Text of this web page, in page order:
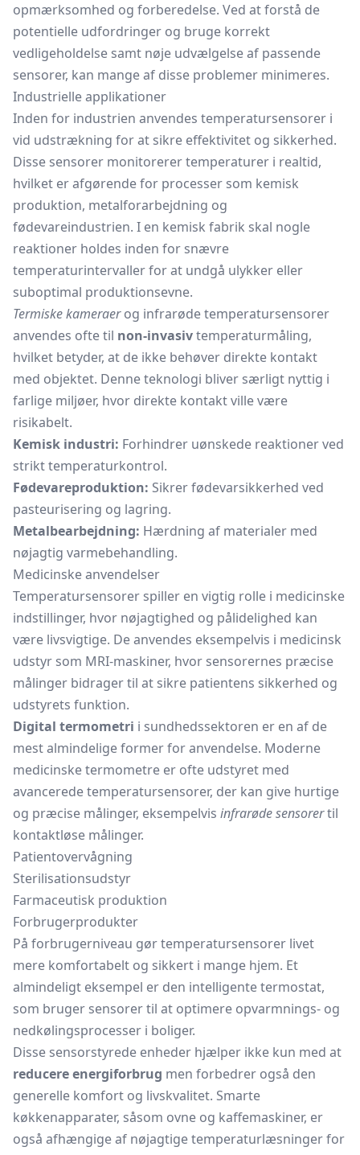
opmærksomhed og forberedelse. Ved at forstå de
potentielle udfordringer og bruge korrekt
vedligeholdelse samt nøje udvælgelse af passende
sensorer, kan mange af disse problemer minimeres.
Industrielle applikationer
Inden for industrien anvendes temperatursensorer i
vid udstrækning for at sikre effektivitet og sikkerhed.
Disse sensorer monitorerer temperaturer i realtid,
hvilket er afgørende for processer som kemisk
produktion, metalforarbejdning og
fødevareindustrien. I en kemisk fabrik skal nogle
reaktioner holdes inden for snævre
temperaturintervaller for at undgå ulykker eller
suboptimal produktionsevne.
Termiske kameraerog infrarøde temperatursensorer
anvendes ofte til non-invasivtemperaturmåling,
hvilket betyder, at de ikke behøver direkte kontakt
med objektet. Denne teknologi bliver særligt nyttig i
farlige miljøer, hvor direkte kontakt ville være
risikabelt.
Kemisk industri: Forhindrer uønskede reaktioner ved
strikt temperaturkontrol.
Fødevareproduktion: Sikrer fødevarsikkerhed ved
pasteurisering og lagring.
Metalbearbejdning: Hærdning af materialer med
nøjagtig varmebehandling.
Medicinske anvendelser
Temperatursensorer spiller en vigtig rolle i medicinske
indstillinger, hvor nøjagtighed og pålidelighed kan
være livsvigtige. De anvendes eksempelvis i medicinsk
udstyr som MRI-maskiner, hvor sensorernes præcise
målinger bidrager til at sikre patientens sikkerhed og
udstyrets funktion.
Digital termometri i sundhedssektoren er en af de
mest almindelige former for anvendelse. Moderne
medicinske termometre er ofte udstyret med
avancerede temperatursensorer, der kan give hurtige
og præcise målinger, eksempelvis infrarøde sensorertil
kontaktløse målinger.
Patientovervågning
Sterilisationsudstyr
Farmaceutisk produktion
Forbrugerprodukter
På forbrugerniveau gør temperatursensorer livet
mere komfortabelt og sikkert i mange hjem. Et
almindeligt eksempel er den intelligente termostat,
som bruger sensorer til at optimere opvarmnings- og
nedkølingsprocesser i boliger.
Disse sensorstyrede enheder hjælper ikke kun med at
reducere energiforbrug men forbedrer også den
generelle komfort og livskvalitet. Smarte
køkkenapparater, såsom ovne og kaffemaskiner, er
også afhængige af nøjagtige temperaturlæsninger for